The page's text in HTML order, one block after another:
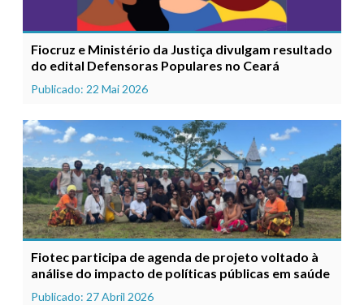
Fiocruz e Ministério da Justiça divulgam resultado
do edital Defensoras Populares no Ceará
Publicado: 22 Mai 2026
Fiotec participa de agenda de projeto voltado à
análise do impacto de políticas públicas em saúde
Publicado: 27 Abril 2026